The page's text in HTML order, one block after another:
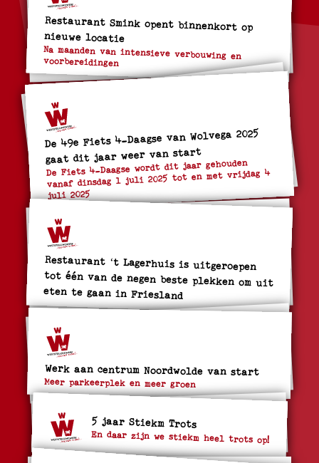
Restaurant Smink opent binnenkort op
nieuwe locatie
Na maanden van intensieve verbouwing en
voorbereidingen
De 49e Fiets 4-Daagse van Wolvega 2025
gaat dit jaar weer van start
De Fiets 4-Daagse wordt dit jaar gehouden
vanaf dinsdag 1 juli 2025 tot en met vrijdag 4
juli 2025
Restaurant ‘t Lagerhuis is uitgeroepen
tot één van de negen beste plekken om uit
eten te gaan in Friesland
Werk aan centrum Noordwolde van start
Meer parkeerplek en meer groen
5 jaar Stiekm Trots
En daar zijn we stiekm heel trots op!